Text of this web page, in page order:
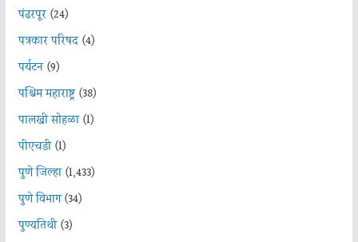
पंढरपूर(24)
पत्रकार परिषद(4)
पर्यटन(9)
पश्चिम महाराष्ट्र(38)
पालखी सोहळा(1)
पीएचडी(1)
पुणे जिल्हा(1,433)
पुणे विभाग(34)
पुण्यतिथी(3)